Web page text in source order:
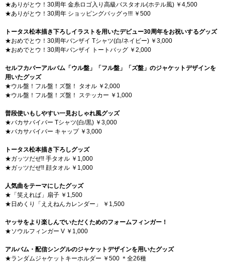
★ありがとウ！30周年 金糸ロゴ入り高級バスタオル(ホテル風) ￥4,500
★ありがとウ！30周年 ショッピングバッグゥ!!! ￥500
トータス松本描き下ろしイラストを用いたデビュー30周年をお祝いするグッズ
★おめでとウ！30周年バンザイ Tシャツ(白/ネイビー) ￥3,000
★おめでとウ！30周年バンザイ トートバッグ ￥2,000
セルフカバーアルバム「ウル盤」「フル盤」「ズ盤」のジャケットデザインを
用いたグッズ
★ウル盤！フル盤！ズ盤！ タオル ￥2,000
★ウル盤！フル盤！ズ盤！ ステッカー ￥1,000
普段使いもしやすい一見おしゃれ風グッズ
★バカサバイバー Tシャツ(白/黒) ￥3,000
★バカサバイバー キャップ ￥3,000
トータス松本描き下ろしグッズ
★ガッツだぜ!! 手タオル ￥1,000
★ガッツだぜ!! 顔タオル ￥1,000
人気曲をテーマにしたグッズ
★「笑えれば」扇子 ￥1,500
★日めくり「ええねんカレンダー」 ￥1,500
ヤッサをより楽しんでいただくためのフォームフィンガー！
★ソウルフィンガー V ￥1,000
アルバム・配信シングルのジャケットデザインを用いたグッズ
★ランダムジャケットキーホルダー ￥500 ＊全26種